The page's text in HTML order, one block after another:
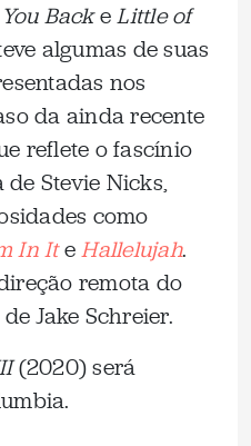
BackeLittle of
algumas de suas
nos
da ainda recente
reflete o fascínio
Stevie Nicks,
como
In IteHallelujah.
remota do
Jake Schreier.
(2020) será